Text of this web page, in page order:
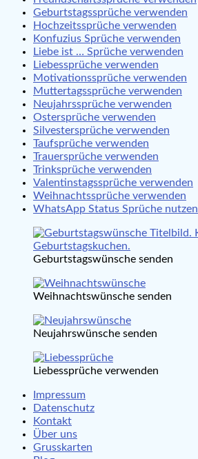
Geburtstagssprüche verwenden
Hochzeitssprüche verwenden
Konfuzius Sprüche verwenden
Liebe ist … Sprüche verwenden
Liebessprüche verwenden
Motivationssprüche verwenden
Muttertagssprüche verwenden
Neujahrssprüche verwenden
Ostersprüche verwenden
Silvestersprüche verwenden
Taufsprüche verwenden
Trauersprüche verwenden
Trinksprüche verwenden
Valentinstagssprüche verwenden
Weihnachtssprüche verwenden
WhatsApp Status Sprüche nutzen
Geburtstagswünsche senden
Weihnachtswünsche senden
Neujahrswünsche senden
Liebessprüche verwenden
Impressum
Datenschutz
Kontakt
Über uns
Grusskarten